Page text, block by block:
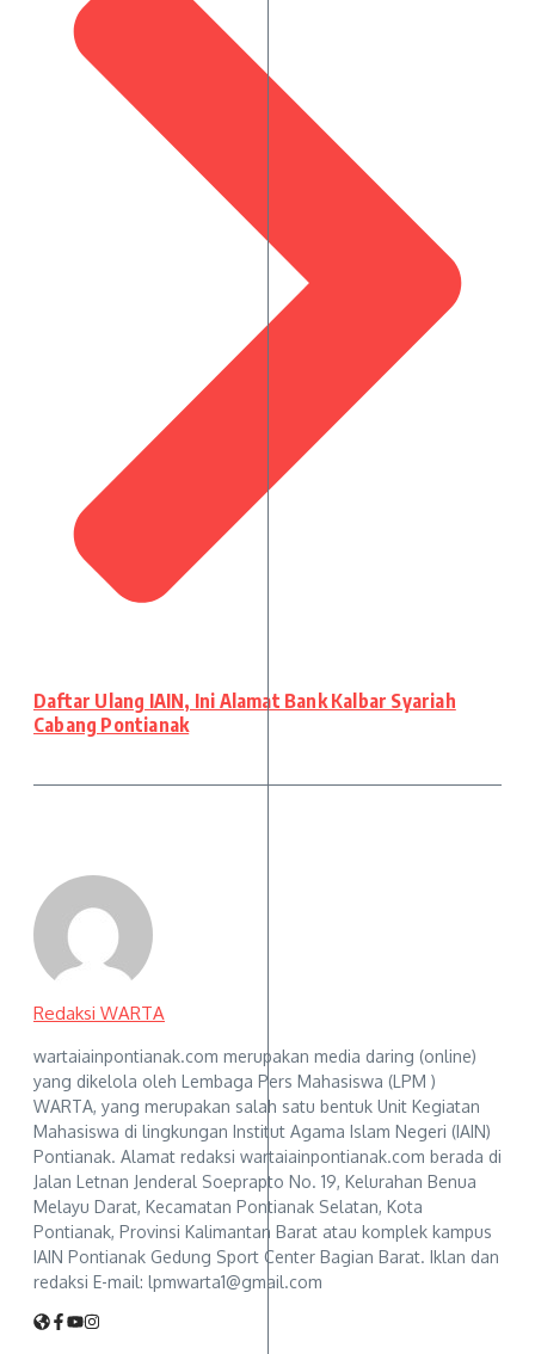
Daftar Ulang IAIN, Ini Alamat Bank Kalbar Syariah
Cabang Pontianak
Redaksi WARTA
wartaiainpontianak.com merupakan media daring (online)
yang dikelola oleh Lembaga Pers Mahasiswa (LPM )
WARTA, yang merupakan salah satu bentuk Unit Kegiatan
Mahasiswa di lingkungan Institut Agama Islam Negeri (IAIN)
Pontianak. Alamat redaksi wartaiainpontianak.com berada di
Jalan Letnan Jenderal Soeprapto No. 19, Kelurahan Benua
Melayu Darat, Kecamatan Pontianak Selatan, Kota
Pontianak, Provinsi Kalimantan Barat atau komplek kampus
IAIN Pontianak Gedung Sport Center Bagian Barat. Iklan dan
redaksi E-mail: lpmwarta1@gmail.com